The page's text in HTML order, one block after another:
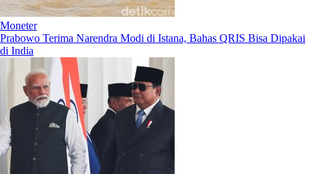
Moneter
Prabowo Terima Narendra Modi di Istana, Bahas QRIS Bisa Dipakai
di India